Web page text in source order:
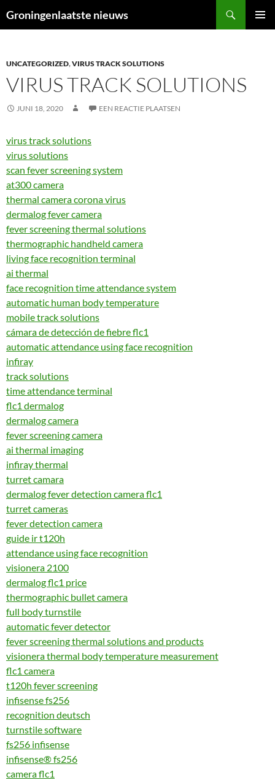
naar
Groningenlaatste nieuws
UNCATEGORIZED,VIRUS TRACK SOLUTIONS
VIRUS TRACK SOLUTIONS
JUNI 18, 2020 EEN REACTIE PLAATSEN
virus track solutions
virus solutions
scan fever screening system
at300 camera
thermal camera corona virus
dermalog fever camera
fever screening thermal solutions
thermographic handheld camera
living face recognition terminal
ai thermal
face recognition time attendance system
automatic human body temperature
mobile track solutions
cámara de detección de fiebre flc1
automatic attendance using face recognition
infiray
track solutions
time attendance terminal
flc1 dermalog
dermalog camera
fever screening camera
ai thermal imaging
infiray thermal
turret camara
dermalog fever detection camera flc1
turret cameras
fever detection camera
guide ir t120h
attendance using face recognition
visionera 2100
dermalog flc1 price
thermographic bullet camera
full body turnstile
automatic fever detector
fever screening thermal solutions and products
visionera thermal body temperature measurement
flc1 camera
t120h fever screening
infisense fs256
recognition deutsch
turnstile software
fs256 infisense
infisense® fs256
camera flc1